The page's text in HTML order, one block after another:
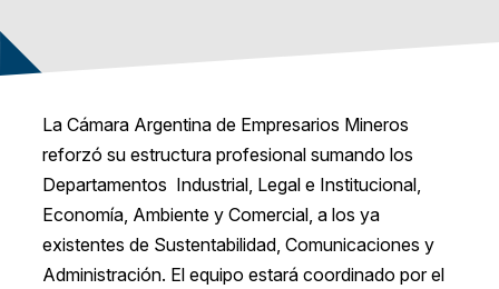
La Cámara Argentina de Empresarios Mineros
reforzó su estructura profesional sumando los
Departamentos Industrial, Legal e Institucional,
Economía, Ambiente y Comercial, a los ya
existentes de Sustentabilidad, Comunicaciones y
Administración. El equipo estará coordinado por el